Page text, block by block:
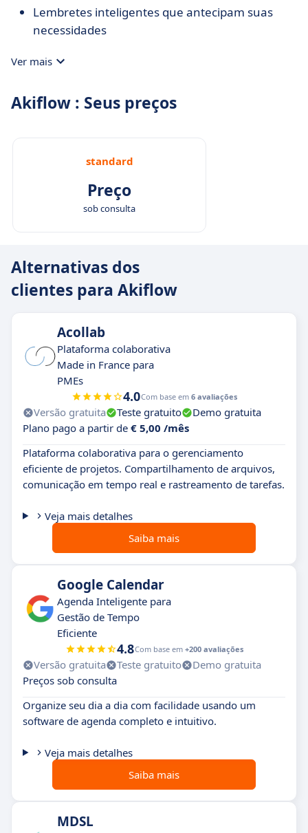
Lembretes inteligentes que antecipam suas
necessidades
Ver mais
Akiflow : Seus preços
standard
Preço
sob consulta
Alternativas dos
clientes para Akiflow
Acollab
Plataforma colaborativa
Made in France para
PMEs
4.0Com base em 6 avaliações
Versão gratuita Teste gratuito
Demo gratuita
Plano pago a partir de € 5,00 /mês
Plataforma colaborativa para o gerenciamento
eficiente de projetos. Compartilhamento de arquivos,
comunicação em tempo real e rastreamento de tarefas.
Veja mais detalhes
Saiba mais
Google Calendar
Agenda Inteligente para
Gestão de Tempo
Eficiente
4.8Com base em +200 avaliações
Versão gratuita Teste gratuito
Demo gratuita
Preços sob consulta
Organize seu dia a dia com facilidade usando um
software de agenda completo e intuitivo.
Veja mais detalhes
Saiba mais
MDSL